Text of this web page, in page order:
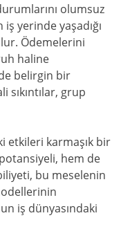
olumsuz
yerinde yaşadığı
Ödemelerini
haline
belirgin bir
sıkıntılar, grup
etkileri karmaşık bir
hem de
bu meselenin
iş dünyasındaki